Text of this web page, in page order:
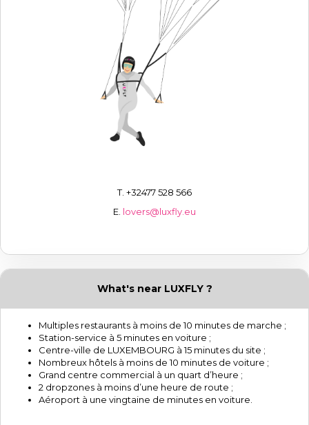
T. +32477 528 566
E. lovers@luxfly.eu
What's near LUXFLY ?
Multiples restaurants à moins de 10 minutes de marche ;
Station-service à 5 minutes en voiture ;
Centre-ville de LUXEMBOURG à 15 minutes du site ;
Nombreux hôtels à moins de 10 minutes de voiture ;
Grand centre commercial à un quart d’heure ;
2 dropzones à moins d’une heure de route ;
Aéroport à une vingtaine de minutes en voiture.